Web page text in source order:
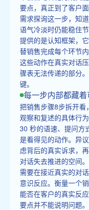
要点，真正到了客户
需求探询这一步，知
语气冷淡时仍能稳住
提供的是认知框架，
替销售完成每个环节
这些动作在真实对话
骤表无法传递的部分
键。
每一步内部都藏
把销售步骤8步拆开看
观察和复述的具体行
30 秒的语速、提问方
是看得见的动作。异
虑背后的真实诉求，
对话失去推进的空间
需要在接近真实的对
意识反应。衡量一个
能否在客户的真实反
要点并不能说明问题。